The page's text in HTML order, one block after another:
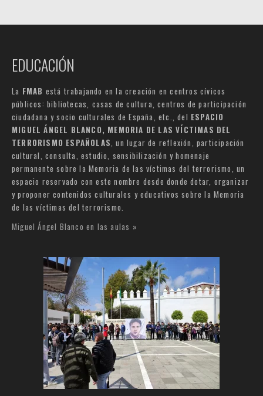
EDUCACIÓN
La FMAB está trabajando en la creación en centros cívicos
públicos: bibliotecas, casas de cultura, centros de participación
ciudadana y socio culturales de España, etc., del ESPACIO
MIGUEL ÁNGEL BLANCO, MEMORIA DE LAS VÍCTIMAS DEL
TERRORISMO ESPAÑOLAS , un lugar de reflexión, participación
cultural, consulta, estudio, sensibilización y homenaje
permanente sobre la Memoria de las víctimas del terrorismo, un
espacio reservado con este nombre desde donde dotar, organizar
y proponer contenidos culturales y educativos sobre la Memoria
de las víctimas del terrorismo.
Miguel Ángel Blanco en las aulas »